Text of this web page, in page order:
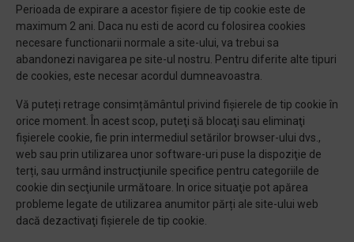
Perioada de expirare a acestor fișiere de tip cookie este de
maximum 2 ani. Daca nu esti de acord cu folosirea cookies
necesare functionarii normale a site-ului, va trebui sa
abandonezi navigarea pe site-ul nostru. Pentru diferite alte tipuri
de cookies, este necesar acordul dumneavoastra.
Vă puteți retrage consimțământul privind fișierele de tip cookie în
orice moment. În acest scop, puteţi să blocaţi sau eliminaţi
fişierele cookie, fie prin intermediul setărilor browser-ului dvs.,
web sau prin utilizarea unor software-uri puse la dispoziţie de
terți, sau urmând instrucţiunile specifice pentru categoriile de
cookie din secţiunile următoare. In orice situaţie pot apărea
probleme legate de utilizarea anumitor părți ale site-ului web
dacă dezactivaţi fişierele de tip cookie.